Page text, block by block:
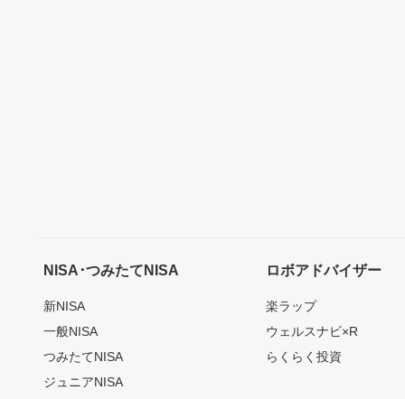
NISA･つみたてNISA
新NISA
一般NISA
つみたてNISA
ジュニアNISA
ロボアドバイザー
楽ラップ
ウェルスナビ×R
らくらく投資